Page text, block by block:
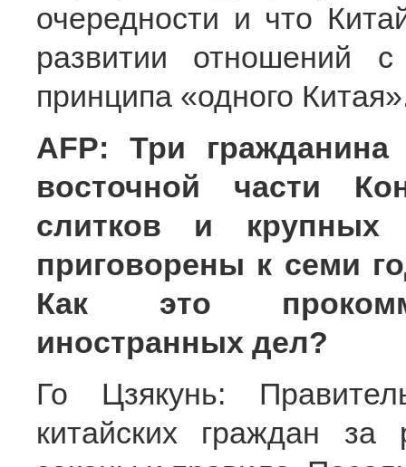
очередности и что
развитии отношений
принципа «одного
AFP: Три
восточной части
слитков и
приговорены к семи
Как это
иностранных дел?
Го Цзякунь:
китайских граждан